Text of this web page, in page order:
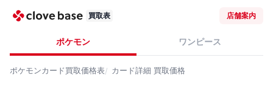
買取表 店舗案内
ポケモン ワンピース
ポケモンカード買取価格表 カード詳細 買取価格